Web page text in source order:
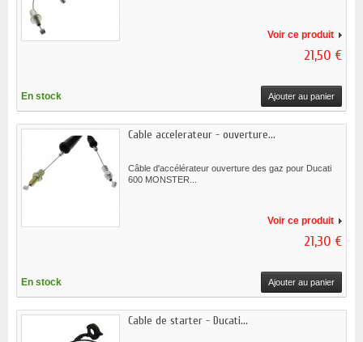
Voir ce produit
21,50 €
En stock Ajouter au panier
Cable accelerateur - ouverture...
Câble d'accélérateur ouverture des gaz pour Ducati
600 MONSTER...
Voir ce produit
21,30 €
En stock Ajouter au panier
Cable de starter - Ducati...